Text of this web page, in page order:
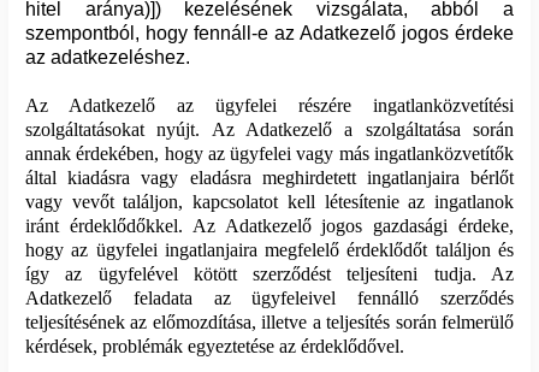
hitel aránya)]) kezelésének vizsgálata, abból a
szempontból, hogy fennáll-e az Adatkezelő jogos érdeke
az adatkezeléshez.
Az Adatkezelő az ügyfelei részére ingatlanközvetítési
szolgáltatásokat nyújt. Az Adatkezelő a szolgáltatása során
annak érdekében, hogy az ügyfelei vagy más ingatlanközvetítők
által kiadásra vagy eladásra meghirdetett ingatlanjaira bérlőt
vagy vevőt találjon, kapcsolatot kell létesítenie az ingatlanok
iránt érdeklődőkkel. Az Adatkezelő jogos gazdasági érdeke,
hogy az ügyfelei ingatlanjaira megfelelő érdeklődőt találjon és
így az ügyfelével kötött szerződést teljesíteni tudja. Az
Adatkezelő feladata az ügyfeleivel fennálló szerződés
teljesítésének az előmozdítása, illetve a teljesítés során felmerülő
kérdések, problémák egyeztetése az érdeklődővel.